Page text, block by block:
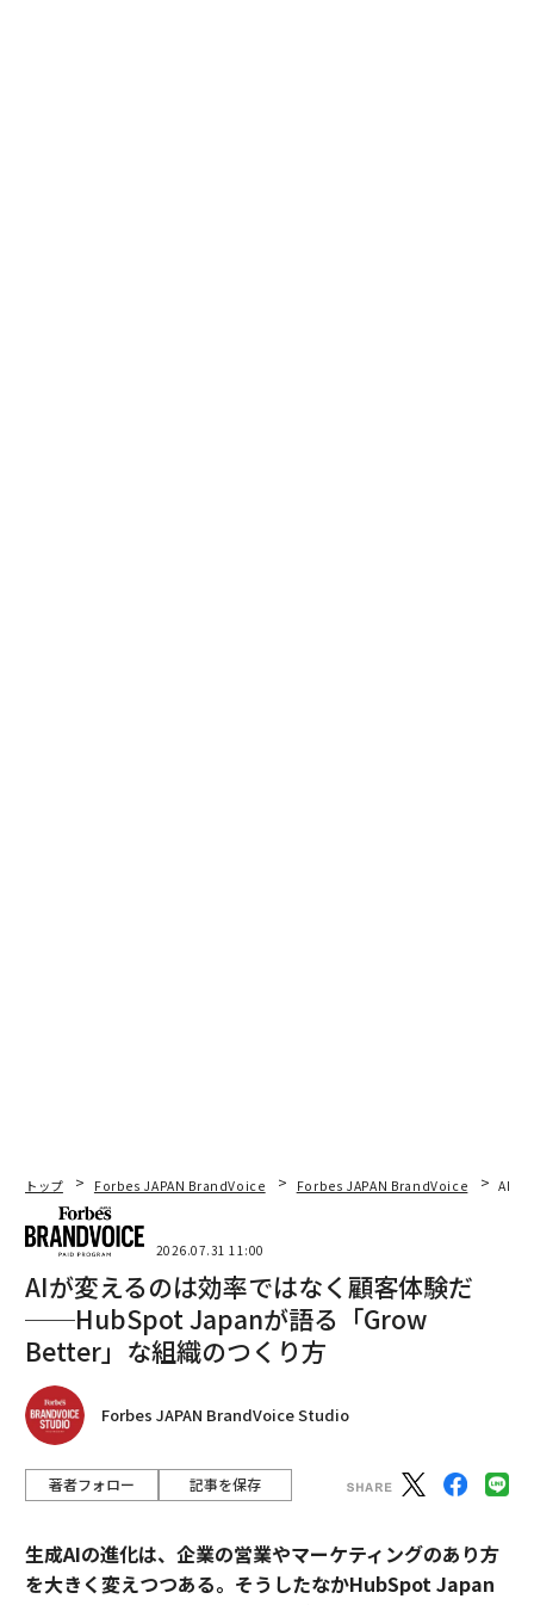
トップ Forbes JAPAN BrandVoice Forbes JAPAN BrandVoice AIが
2026.07.31 11:00
AIが変えるのは効率ではなく顧客体験だ
──HubSpot Japanが語る「Grow
Better」な組織のつくり方
Forbes JAPAN BrandVoice Studio
著者フォロー 記事を保存
生成AIの進化は、企業の営業やマーケティングのあり方
を大きく変えつつある。そうしたなかHubSpot Japan